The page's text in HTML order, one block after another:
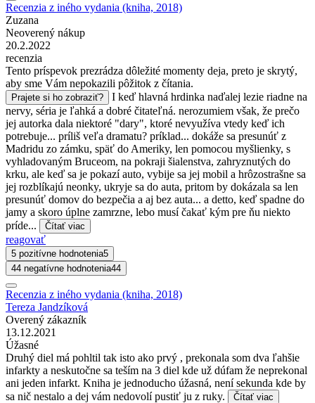
Recenzia z iného vydania (kniha, 2018)
Zuzana
Neoverený nákup
20.2.2022
recenzia
Tento príspevok prezrádza dôležité momenty deja, preto je skrytý,
aby sme Vám nepokazili pôžitok z čítania.
Prajete si ho zobraziť?
I keď hlavná hrdinka naďalej lezie riadne na
nervy, séria je ľahká a dobré čitateľná. nerozumiem však, že prečo
jej autorka dala niektoré "dary", ktoré nevyužíva vtedy keď ich
potrebuje... príliš veľa dramatu? príklad... dokáže sa presunúť z
Madridu zo zámku, späť do Ameriky, len pomocou myšlienky, s
vyhladovaným Bruceom, na pokraji šialenstva, zahryznutých do
krku, ale keď sa je pokazí auto, vybije sa jej mobil a hrôzostrašne sa
jej rozblíkajú neonky, ukryje sa do auta, pritom by dokázala sa len
presunúť domov do bezpečia a aj bez auta... a detto, keď spadne do
jamy a skoro úplne zamrzne, lebo musí čakať kým pre ňu niekto
príde...
Čítať viac
reagovať
5 pozitívne hodnotenia5
44 negatívne hodnotenia44
Recenzia z iného vydania (kniha, 2018)
Tereza Jandzíková
Overený zákazník
13.12.2021
Úžasné
Druhý diel má pohltil tak isto ako prvý , prekonala som dva ľahšie
infarkty a neskutočne sa teším na 3 diel kde už dúfam že neprekonal
ani jeden infarkt. Kniha je jednoducho úžasná, není sekunda kde by
sa nič nestalo a dej vám nedovolí pustiť ju z ruky.
Čítať viac